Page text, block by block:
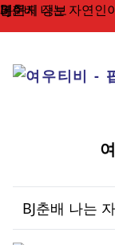
BJ춘배 나는 자연인
BJ춘배 나는
페이지 정보
본문